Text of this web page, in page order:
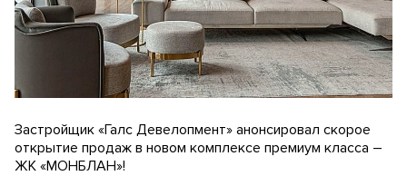
Застройщик «Галс Девелопмент» анонсировал скорое
открытие продаж в новом комплексе премиум класса –
ЖК «МОНБЛАН»!